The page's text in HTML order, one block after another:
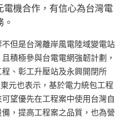
電機合作，有信心為台灣電
但是台灣離岸風電陸域變電站
積極參與台電電網強韌計劃，
、彰工升壓站及永興開閉所
元也表示，基於電力統包工程
望優先在工程案中使用台灣自
，提高工程案之品質，也為營